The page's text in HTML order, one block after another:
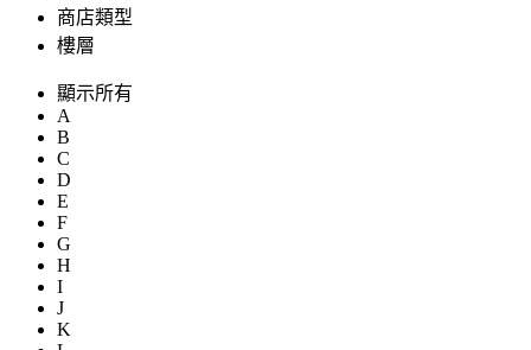
商店類型
樓層
顯示所有
A
B
C
D
E
F
G
H
I
J
K